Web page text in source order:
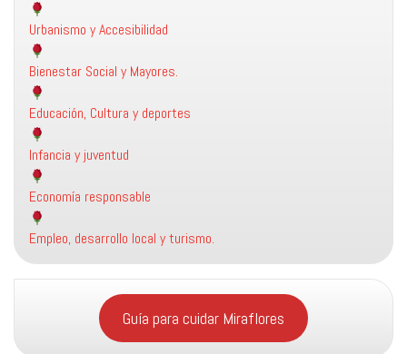
Urbanismo y Accesibilidad
Bienestar Social y Mayores.
Educación, Cultura y deportes
Infancia y juventud
Economía responsable
Empleo, desarrollo local y turismo.
Guía para cuidar Miraflores